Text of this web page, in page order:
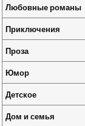
Любовные романы
Приключения
Проза
Юмор
Детское
Дом и семья